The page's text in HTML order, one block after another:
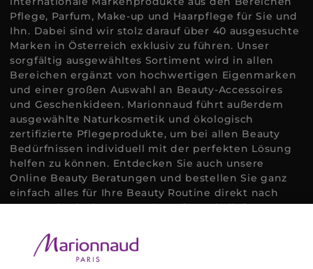
Pflege, Parfum, Make-up und Haarpflege für Sie und
Ihn. Dabei sind wir stolz darauf über 40 ausgesuchte
Marken in Österreich exklusiv zu führen. Unser
sorgfältig ausgewähltes Sortiment wird in allen
Bereichen ergänzt von hochwertigen Eigenmarken
und einer großen Auswahl an Beauty-Accessoires
und Geschenkideen. Marionnaud führt außerdem
ausgewählte Naturkosmetik und ökologisch
zertifizierte Pflegeprodukte, um bei allen Beauty
Bedürfnissen individuell mit der perfekten Lösung
helfen zu können. Entdecken Sie auch unsere
Online Beauty Beratungen und bestellen Sie ganz
einfach alles für Ihre Beauty Routine direkt nach
Hause oder in Ihre Wunsch-Parfümerie liefern.
Marionnaud wurde im Jahr 1984 in Paris gegründet
und ist seit 2001 in Österreich vertreten. Mit rund 80